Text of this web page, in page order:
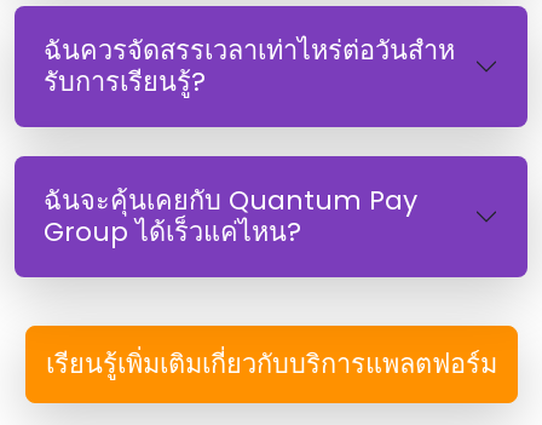
ฉันควรจัดสรรเวลาเท่าไหร่ต่อวันสําห
รับการเรียนรู้?
ฉันจะคุ้นเคยกับ Quantum Pay
Group ได้เร็วแค่ไหน?
เรียนรู้เพิ่มเติมเกี่ยวกับบริการแพลตฟอร์ม